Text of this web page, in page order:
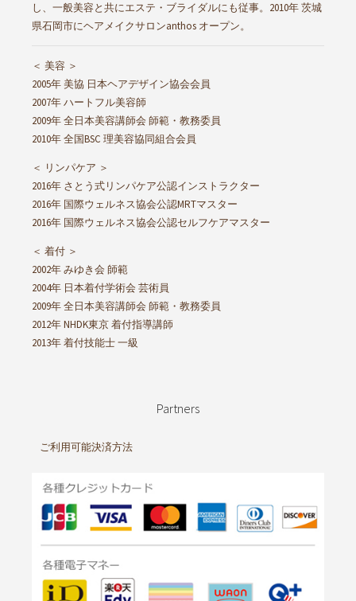
し、一般美容と共にエステ・ブライダルにも従事。2010年 茨城
県石岡市にヘアメイクサロンanthos オープン。
＜ 美容 ＞
2005年 美協 日本ヘアデザイン協会会員
2007年 ハートフル美容師
2009年 全日本美容講師会 師範・教務委員
2010年 全国BSC 理美容協同組合会員
＜ リンパケア ＞
2016年 さとう式リンパケア公認インストラクター
2016年 国際ウェルネス協会公認MRTマスター
2016年 国際ウェルネス協会公認セルフケアマスター
＜ 着付 ＞
2002年 みゆき会 師範
2004年 日本着付学術会 芸術員
2009年 全日本美容講師会 師範・教務委員
2012年 NHDK東京 着付指導講師
2013年 着付技能士 一級
Partners
ご利用可能決済方法